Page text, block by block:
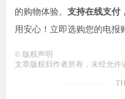
的购物体验。 支持在线支付
用安心！立即选购您的电报
© 版权声明
文章版权归作者所有，未经允许